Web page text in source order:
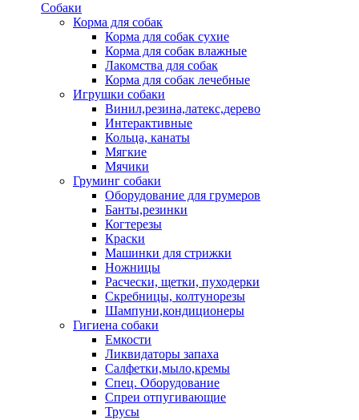
Собаки
Корма для собак
Корма для собак сухие
Корма для собак влажные
Лакомства для собак
Корма для собак лечебные
Игрушки собаки
Винил,резина,латекс,дерево
Интерактивные
Кольца, канаты
Мягкие
Мячики
Груминг собаки
Оборудование для грумеров
Банты,резинки
Когтерезы
Краски
Машинки для стрижки
Ножницы
Расчески, щетки, пуходерки
Скребницы, колтунорезы
Шампуни,кондиционеры
Гигиена собаки
Емкости
Ликвидаторы запаха
Салфетки,мыло,кремы
Спец. Оборудование
Спреи отпугивающие
Трусы